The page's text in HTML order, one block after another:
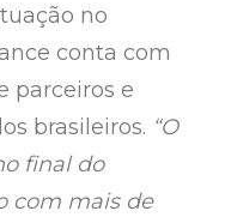
no
conta com
parceiros e
brasileiros. “O
final do
com mais de